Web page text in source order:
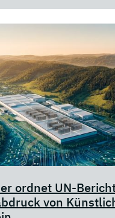
ordnet UN-
von